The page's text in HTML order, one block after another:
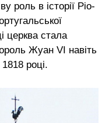
роль в історії Ріо-
церква стала
Жуан VI навіть
році.